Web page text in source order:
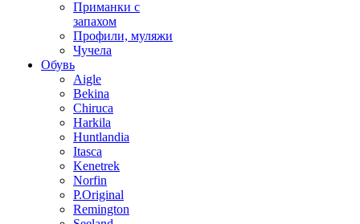
Приманки с
запахом
Профили, муляжи
Чучела
Обувь
Aigle
Bekina
Chiruсa
Harkila
Huntlandia
Itasca
Kenetrek
Norfin
P.Original
Remington